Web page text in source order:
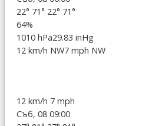
22° 71° 22° 71°
64%
1010 hPa29.83 inHg
12 km/h NW7 mph NW
12 km/h 7 mph
Съб, 08 09:00